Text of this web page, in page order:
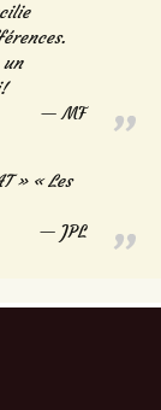
un
MF
» « Les
JPL